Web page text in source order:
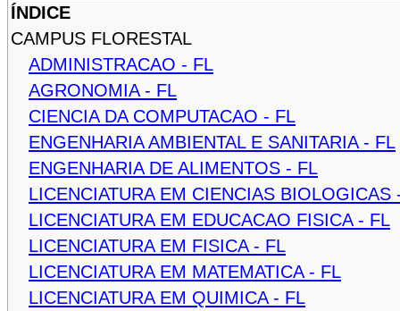
ÍNDICE
CAMPUS FLORESTAL
ADMINISTRACAO - FL
AGRONOMIA - FL
CIENCIA DA COMPUTACAO - FL
ENGENHARIA AMBIENTAL E SANITARIA - FL
ENGENHARIA DE ALIMENTOS - FL
LICENCIATURA EM CIENCIAS BIOLOGICAS
LICENCIATURA EM EDUCACAO FISICA - FL
LICENCIATURA EM FISICA - FL
LICENCIATURA EM MATEMATICA - FL
LICENCIATURA EM QUIMICA - FL